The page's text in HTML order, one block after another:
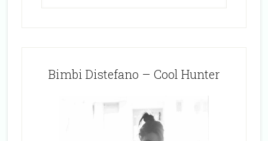
Bimbi Distefano – Cool Hunter